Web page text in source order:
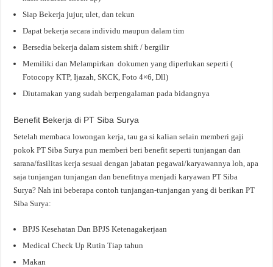
Siap Bekerja jujur, ulet, dan tekun
Dapat bekerja secara individu maupun dalam tim
Bersedia bekerja dalam sistem shift / bergilir
Memiliki dan Melampirkan dokumen yang diperlukan seperti (
Fotocopy KTP, Ijazah, SKCK, Foto 4×6, Dll)
Diutamakan yang sudah berpengalaman pada bidangnya
Benefit Bekerja di PT Siba Surya
Setelah membaca lowongan kerja, tau ga si kalian selain memberi gaji
pokok PT Siba Surya pun memberi beri benefit seperti tunjangan dan
sarana/fasilitas kerja sesuai dengan jabatan pegawai/karyawannya loh, apa
saja tunjangan tunjangan dan benefitnya menjadi karyawan PT Siba
Surya? Nah ini beberapa contoh tunjangan-tunjangan yang di berikan PT
Siba Surya:
BPJS Kesehatan Dan BPJS Ketenagakerjaan
Medical Check Up Rutin Tiap tahun
Makan